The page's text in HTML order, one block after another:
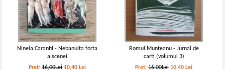
Ninela Caranfil - Nebanuita forta
a scenei
Pret:16,00Lei 10,40 Lei
Romul Munteanu - Jurnal de
carti (volumul 3)
Pret:16,00Lei 10,40 Lei